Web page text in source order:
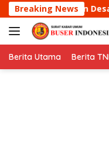
Langsung
ke
konten
Breaking News
Berita Utama Berita